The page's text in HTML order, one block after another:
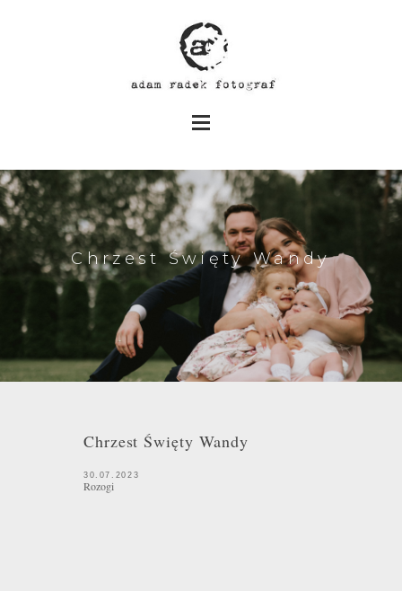
Chrzest Święty Wandy
Chrzest Święty Wandy
30.07.2023
Rozogi